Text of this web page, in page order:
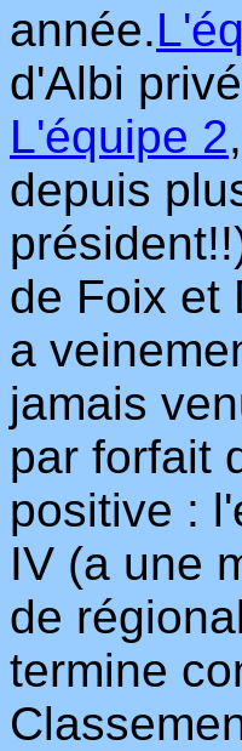
année.
d'Albi
L'équipe 2
depuis
de Foix et
a
jamais
par forfait
positive :
IV (a une
de
termine